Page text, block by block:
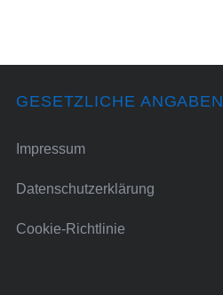
GESETZLICHE ANGABEN
Impressum
Datenschutzerklärung
Cookie-Richtlinie